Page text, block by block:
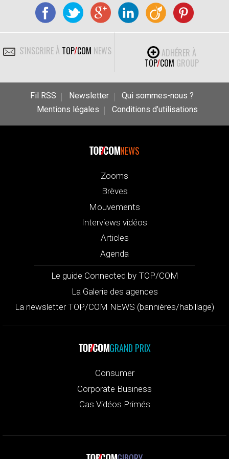
S'INSCRIRE À TOP/COM NEWS
ADHÉRER À
TOP/COM GROUP
Fil RSS Newsletter
Qui sommes-nous ?
Mentions légales
Conditions d’utilisations
NEWS
Zooms
Brèves
Mouvements
Interviews vidéos
Articles
Agenda
Le guide Connected by TOP/COM
La Galerie des agences
La newsletter TOP/COM NEWS (bannières/habillage)
GRAND PRIX
Consumer
Corporate Business
Cas Vidéos Primés